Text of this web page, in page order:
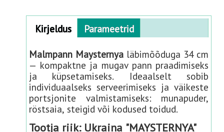
PANEELAED 3D- 2D
BEEBITOOTED
Horizontal Tabs
Kirjeldus(
c
t
i
v
e
t
a
b
Parameetrid
Malmpann Maysternya läbimõõduga 34 cm
— kompaktne ja mugav pann praadimiseks
ja küpsetamiseks. Ideaalselt sobib
individuaalseks serveerimiseks ja väikeste
portsjonite valmistamiseks: munapuder,
röstsaia, steigid või kodused toidud.
Tootja riik: Ukraina "MAYSTERNYA"